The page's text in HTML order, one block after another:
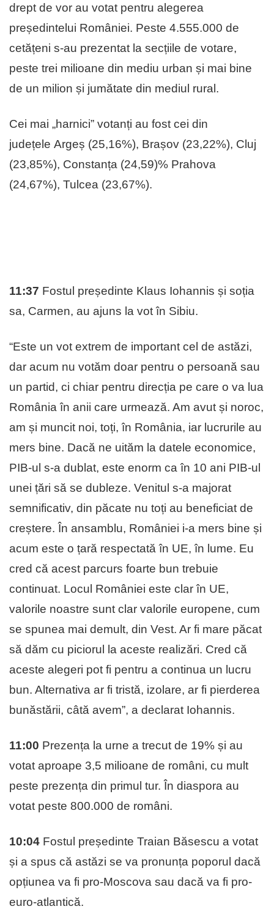
drept de vor au votat pentru alegerea
președintelui României. Peste 4.555.000 de
cetățeni s-au prezentat la secțiile de votare,
peste trei milioane din mediu urban și mai bine
de un milion și jumătate din mediul rural.
Cei mai „harnici” votanți au fost cei din
județele Argeș (25,16%), Brașov (23,22%), Cluj
(23,85%), Constanța (24,59)% Prahova
(24,67%), Tulcea (23,67%).
11:37 Fostul președinte Klaus Iohannis și soția
sa, Carmen, au ajuns la vot în Sibiu.
“Este un vot extrem de important cel de astăzi,
dar acum nu votăm doar pentru o persoană sau
un partid, ci chiar pentru direcția pe care o va lua
România în anii care urmează. Am avut și noroc,
am și muncit noi, toți, în România, iar lucrurile au
mers bine. Dacă ne uităm la datele economice,
PIB-ul s-a dublat, este enorm ca în 10 ani PIB-ul
unei țări să se dubleze. Venitul s-a majorat
semnificativ, din păcate nu toți au beneficiat de
creștere. În ansamblu, României i-a mers bine și
acum este o țară respectată în UE, în lume. Eu
cred că acest parcurs foarte bun trebuie
continuat. Locul României este clar în UE,
valorile noastre sunt clar valorile europene, cum
se spunea mai demult, din Vest. Ar fi mare păcat
să dăm cu piciorul la aceste realizări. Cred că
aceste alegeri pot fi pentru a continua un lucru
bun. Alternativa ar fi tristă, izolare, ar fi pierderea
bunăstării, câtă avem”, a declarat Iohannis.
11:00 Prezența la urne a trecut de 19% și au
votat aproape 3,5 milioane de români, cu mult
peste prezența din primul tur. În diaspora au
votat peste 800.000 de români.
10:04 Fostul președinte Traian Băsescu a votat
și a spus că astăzi se va pronunța poporul dacă
opțiunea va fi pro-Moscova sau dacă va fi pro-
euro-atlantică.